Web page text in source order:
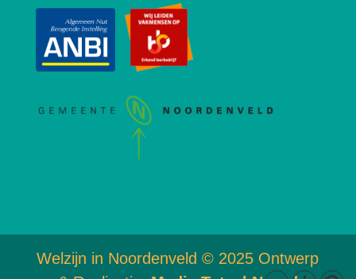
Welzijn in Noordenveld © 2025 Ontwerp